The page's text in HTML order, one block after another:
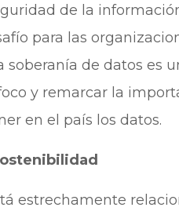
de la
para las
de datos es
y remarcar la
en el país los datos.
estrechamente